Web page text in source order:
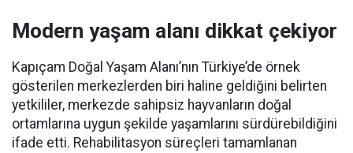
Modern yaşam alanı dikkat çekiyor
Kapıçam Doğal Yaşam Alanı’nın Türkiye’de örnek
gösterilen merkezlerden biri haline geldiğini belirten
yetkililer, merkezde sahipsiz hayvanların doğal
ortamlarına uygun şekilde yaşamlarını sürdürebildiğini
ifade etti. Rehabilitasyon süreçleri tamamlanan